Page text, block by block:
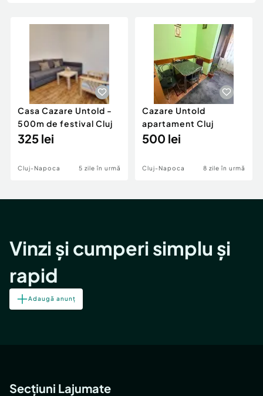
Inchiriere Bunuri si Vehicule
Piese auto si accesorii
Casa Cazare Untold -
500m de festival Cluj
325 lei
Cluj-Napoca 5 zile în urmă
Cazare Untold
apartament Cluj
500 lei
Cluj-Napoca 8 zile în urmă
Vinzi și cumperi simplu și
rapid
Adaugă anunț
Secțiuni Lajumate